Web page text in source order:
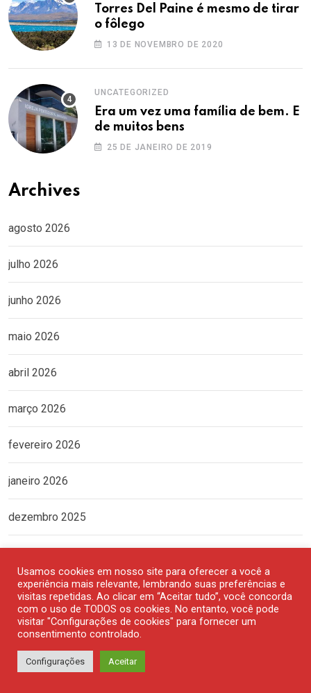
Torres Del Paine é mesmo de tirar
o fôlego
13 DE NOVEMBRO DE 2020
UNCATEGORIZED
Era um vez uma família de bem. E
de muitos bens
25 DE JANEIRO DE 2019
Archives
agosto 2026
julho 2026
junho 2026
maio 2026
abril 2026
março 2026
fevereiro 2026
janeiro 2026
dezembro 2025
outubro 2025
setembro 2025
agosto 2025
Usamos cookies em nosso site para oferecer a você a
experiência mais relevante, lembrando suas preferências e
visitas repetidas. Ao clicar em “Aceitar tudo”, você concorda
com o uso de TODOS os cookies. No entanto, você pode
visitar "Configurações de cookies" para fornecer um
consentimento controlado.
Configurações Aceitar